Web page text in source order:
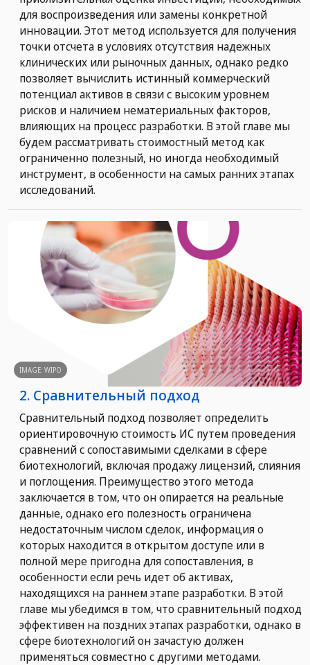
для воспроизведения или замены конкретной
инновации. Этот метод используется для получения
точки отсчета в условиях отсутствия надежных
клинических или рыночных данных, однако редко
позволяет вычислить истинный коммерческий
потенциал активов в связи с высоким уровнем
рисков и наличием нематериальных факторов,
влияющих на процесс разработки. В этой главе мы
будем рассматривать стоимостный метод как
ограниченно полезный, но иногда необходимый
инструмент, в особенности на самых ранних этапах
исследований.
IMAGE: WIPO
2. Сравнительный подход
Сравнительный подход позволяет определить
ориентировочную стоимость ИС путем проведения
сравнений с сопоставимыми сделками в сфере
биотехнологий, включая продажу лицензий, слияния
и поглощения. Преимущество этого метода
заключается в том, что он опирается на реальные
данные, однако его полезность ограничена
недостаточным числом сделок, информация о
которых находится в открытом доступе или в
полной мере пригодна для сопоставления, в
особенности если речь идет об активах,
находящихся на раннем этапе разработки. В этой
главе мы убедимся в том, что сравнительный подход
эффективен на поздних этапах разработки, однако в
сфере биотехнологий он зачастую должен
применяться совместно с другими методами.